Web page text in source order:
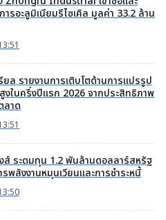
ารอะลูมิเนียมรีไซเคิล มูลค่า 33.2 ล้าน
ล รายงานการเติบโตด้านการแปรรูป
งในครึ่งปีแรก 2026 จากประสิทธิภาพ
ลาด
ส์ ระดมทุน 1.2 พันล้านดอลลาร์สหรัฐ
พลังงานหมุนเวียนและการชำระหนี้